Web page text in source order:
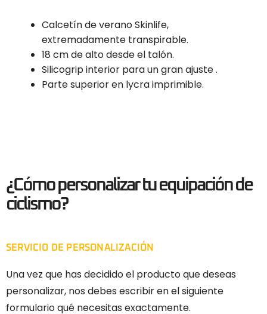
Calcetín de verano Skinlife,
extremadamente transpirable.
18 cm de alto desde el talón.
Silicogrip interior para un gran ajuste .
Parte superior en lycra imprimible.
¿Cómo personalizar tu equipación de
ciclismo?
SERVICIO DE PERSONALIZACIÓN
Una vez que has decidido el producto que deseas
personalizar, nos debes escribir en el siguiente
formulario qué necesitas exactamente.